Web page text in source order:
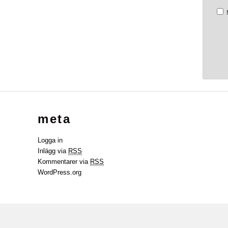
meta
Logga in
Inlägg via RSS
Kommentarer via RSS
WordPress.org